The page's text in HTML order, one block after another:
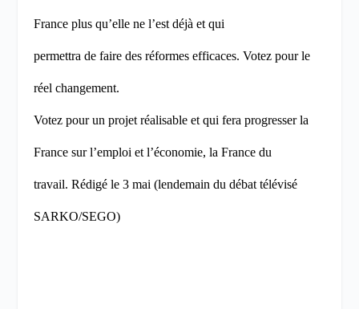
France plus qu’elle ne l’est déjà et qui
permettra de faire des réformes efficaces. Votez pour le
réel changement.
Votez pour un projet réalisable et qui fera progresser la
France sur l’emploi et l’économie, la France du
travail. Rédigé le 3 mai (lendemain du débat télévisé
SARKO/SEGO)